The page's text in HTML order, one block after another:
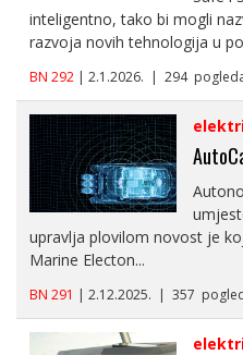
inteligentno, tako bi mogli
razvoja novih tehnologija u
BN 292 | 2.1.2026. | 294
upravlja plovilom novost je
Marine Electon...
BN 291 | 2.12.2025. | 357